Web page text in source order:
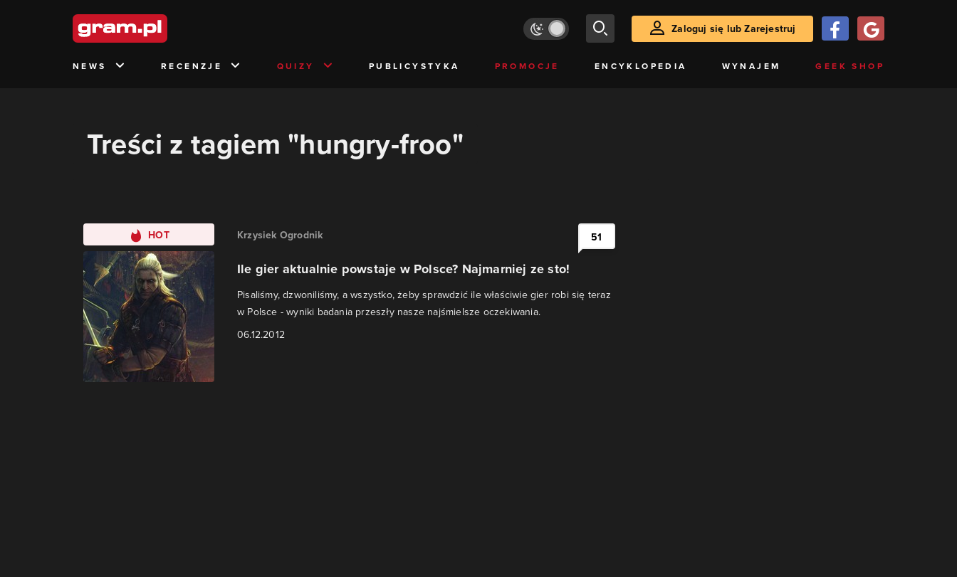
Zaloguj się lub Zarejestruj
NEWS RECENZJE QUIZY PUBLICYSTYKA PROMOCJE ENCYKLOPEDIA WYNAJEM GEEK SHOP
Treści z tagiem "hungry-froo"
HOT Krzysiek Ogrodnik
Ile gier aktualnie powstaje w Polsce? Najmarniej ze sto!
Pisaliśmy, dzwoniliśmy, a wszystko, żeby sprawdzić ile właściwie gier robi się teraz
w Polsce - wyniki badania przeszły nasze najśmielsze oczekiwania.
06.12.2012
51